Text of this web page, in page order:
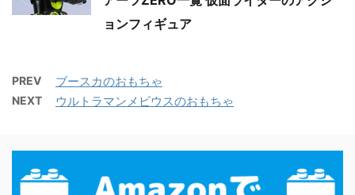
ョンフィギュア
PREV ブースカのおもちゃ
NEXT ウルトラマンメビウスのおもちゃ